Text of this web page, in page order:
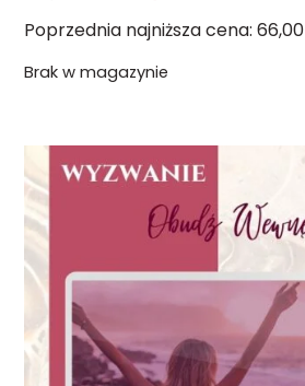
Poprzednia najniższa cena:66,00
Brak w magazynie